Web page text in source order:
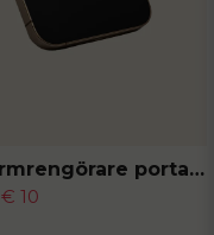
Skärmrengörare portabel
€ 10